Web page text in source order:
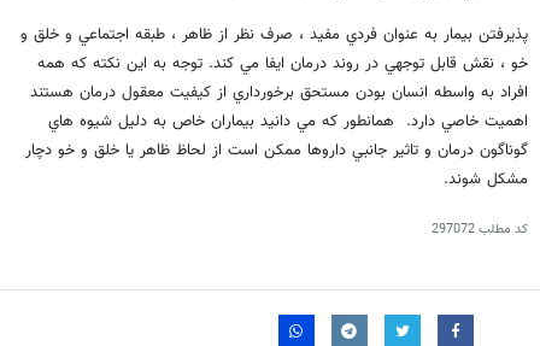
پذيرفتن بيمار به عنوان فردي مفيد ، صرف نظر از ظاهر ، طبقه اجتماعي و خلق و
خو ، نقش قابل توجهي در روند درمان ايفا مي كند. توجه به اين نكته كه همه
افراد به واسطه انسان بودن مستحق برخورداري از كيفيت معقول درمان هستند
اهميت خاصي دارد. همانطور كه مي دانيد بيماران خاص به دليل شيوه هاي
گوناگون درمان و تاثير جانبي داروها ممكن است از لحاظ ظاهر يا خلق و خو دچار
مشكل شوند.
کد مطلب297072